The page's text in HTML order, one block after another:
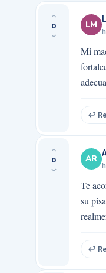
0 LM
Mi
↩
0 AR
Te
su
↩